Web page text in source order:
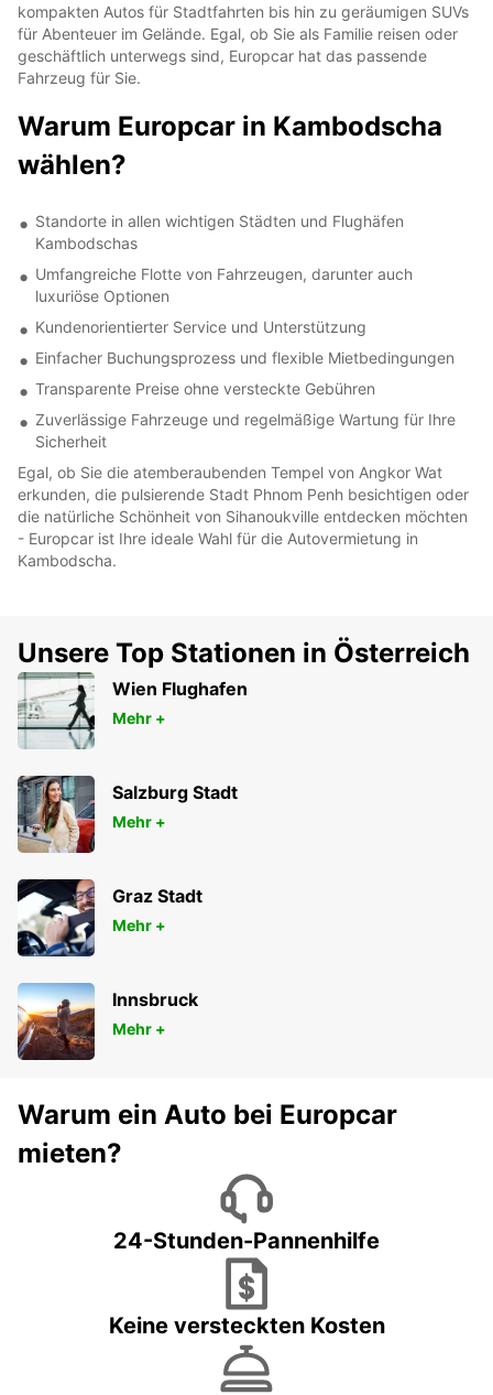
kompakten Autos für Stadtfahrten bis hin zu geräumigen SUVs
für Abenteuer im Gelände. Egal, ob Sie als Familie reisen oder
geschäftlich unterwegs sind, Europcar hat das passende
Fahrzeug für Sie.
Warum Europcar in Kambodscha
wählen?
Standorte in allen wichtigen Städten und Flughäfen
Kambodschas
Umfangreiche Flotte von Fahrzeugen, darunter auch
luxuriöse Optionen
Kundenorientierter Service und Unterstützung
Einfacher Buchungsprozess und flexible Mietbedingungen
Transparente Preise ohne versteckte Gebühren
Zuverlässige Fahrzeuge und regelmäßige Wartung für Ihre
Sicherheit
Egal, ob Sie die atemberaubenden Tempel von Angkor Wat
erkunden, die pulsierende Stadt Phnom Penh besichtigen oder
die natürliche Schönheit von Sihanoukville entdecken möchten
- Europcar ist Ihre ideale Wahl für die Autovermietung in
Kambodscha.
Unsere Top Stationen in Österreich
Wien Flughafen
Mehr +
Salzburg Stadt
Mehr +
Graz Stadt
Mehr +
Innsbruck
Mehr +
Warum ein Auto bei Europcar
mieten?
24-Stunden-Pannenhilfe
Keine versteckten Kosten